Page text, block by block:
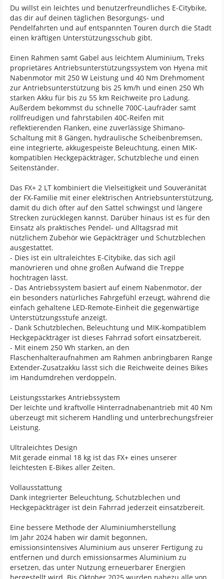
Du willst ein leichtes und benutzerfreundliches E-Citybike,
das dir auf deinen täglichen Besorgungs- und
Pendelfahrten und auf entspannten Touren durch die Stadt
einen kräftigen Unterstützungsschub gibt.
Einen Rahmen samt Gabel aus leichtem Aluminium, Treks
proprietäres Antriebsunterstützungssystem von Hyena mit
Nabenmotor mit 250 W Leistung und 40 Nm Drehmoment
zur Antriebsunterstützung bis 25 km/h und einen 250 Wh
starken Akku für bis zu 55 km Reichweite pro Ladung.
Außerdem bekommst du schnelle 700C-Laufräder samt
rollfreudigen und fahrstabilen 40C-Reifen mit
reflektierenden Flanken, eine zuverlässige Shimano-
Schaltung mit 8 Gängen, hydraulische Scheibenbremsen,
eine integrierte, akkugespeiste Beleuchtung, einen MIK-
kompatiblen Heckgepäckträger, Schutzbleche und einen
Seitenständer.
Das FX+ 2 LT kombiniert die Vielseitigkeit und Souveränität
der FX-Familie mit einer elektrischen Antriebsunterstützung,
damit du dich öfter auf den Sattel schwingst und längere
Strecken zurücklegen kannst. Darüber hinaus ist es für den
Einsatz als praktisches Pendel- und Alltagsrad mit
nützlichem Zubehör wie Gepäckträger und Schutzblechen
ausgestattet.
- Dies ist ein ultraleichtes E-Citybike, das sich agil
manövrieren und ohne großen Aufwand die Treppe
hochtragen lässt.
- Das Antriebssystem basiert auf einem Nabenmotor, der
ein besonders natürliches Fahrgefühl erzeugt, während die
einfach gehaltene LED-Remote-Einheit die gegenwärtige
Unterstützungsstufe anzeigt.
- Dank Schutzblechen, Beleuchtung und MIK-kompatiblem
Heckgepäckträger ist dieses Fahrrad sofort einsatzbereit.
- Mit einem 250 Wh starken, an den
Flaschenhalteraufnahmen am Rahmen anbringbaren Range
Extender-Zusatzakku lässt sich die Reichweite deines Bikes
im Handumdrehen verdoppeln.
Leistungsstarkes Antriebssystem
Der leichte und kraftvolle Hinterradnabenantrieb mit 40 Nm
überzeugt mit sicherem Handling und unterbrechungsfreier
Leistung.
Ultraleichtes Design
Mit gerade einmal 18 kg ist das FX+ eines unserer
leichtesten E-Bikes aller Zeiten.
Vollausstattung
Dank integrierter Beleuchtung, Schutzblechen und
Heckgepäckträger ist dein Fahrrad jederzeit einsatzbereit.
Eine bessere Methode der Aluminiumherstellung
Im Jahr 2024 haben wir damit begonnen,
emissionsintensives Aluminium aus unserer Fertigung zu
entfernen und durch emissionsarmes Aluminium zu
ersetzen, das unter Nutzung erneuerbarer Energien